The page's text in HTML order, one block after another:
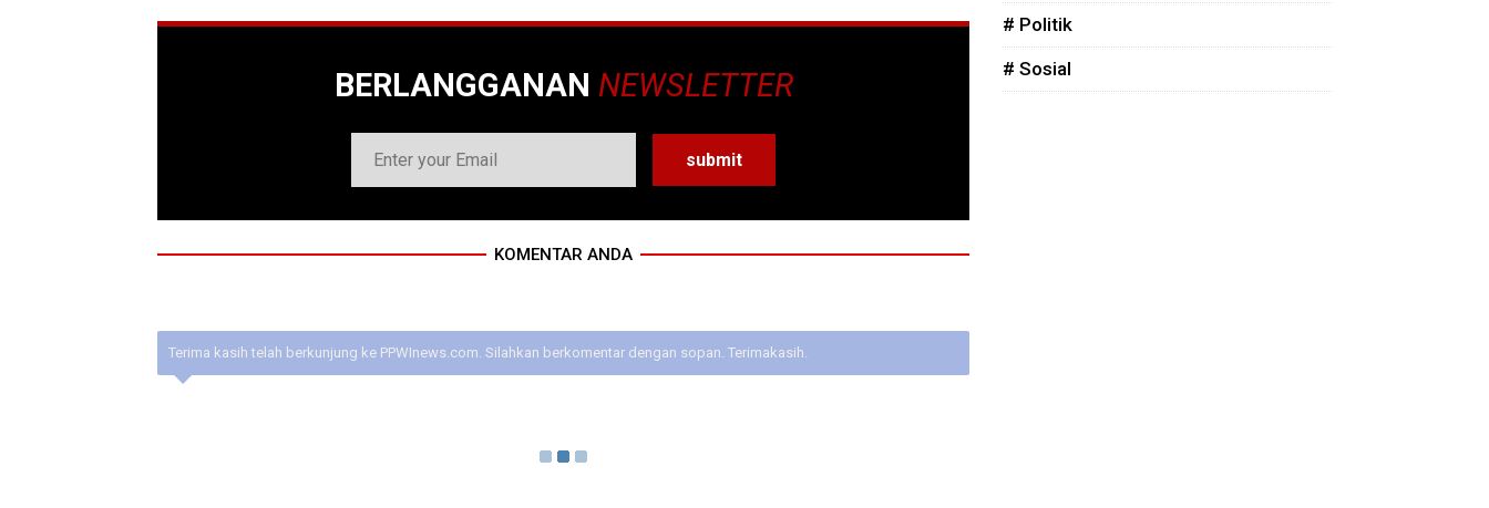
BERLANGGANAN NEWSLETTER
KOMENTAR ANDA
Terima kasih telah berkunjung ke PPWInews.com. Silahkan berkomentar dengan sopan. Terimakasih.
# Politik
# Sosial